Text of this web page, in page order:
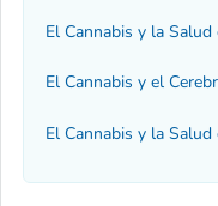
El Cannabis y la
El Cannabis y el
El Cannabis y la Salud